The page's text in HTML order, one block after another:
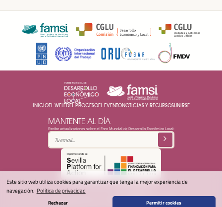
Este sitio web utiliza cookies para garantizar que tenga la mejor experiencia de
navegación. Política de privacidad
Rechazar Permitir cookies
INICIOEL WFLEDEL PROCESOEL EVENTONOTICIAS Y RECURSOSUNIRSE
MANTENTE AL DÍA
Recibe actualizaciones sobre el Foro Mundial de Desarrollo Económico Local:
© 2025 Foro Mundial DEL -
secretariat@ledworldforum.org